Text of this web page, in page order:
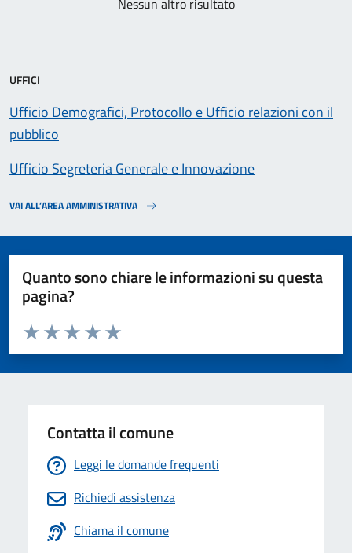
Nessun altro risultato
UFFICI
Ufficio Demografici, Protocollo e Ufficio relazioni con il
pubblico
Ufficio Segreteria Generale e Innovazione
VAI ALL’AREA AMMINISTRATIVA
Quanto sono chiare le informazioni su questa
pagina?
Valuta da 1 a 5 stelle la pagina
Valuta 5 stelle su 5
Valuta 4 stelle su 5
Valuta 3 stelle su 5
Valuta 2 stelle su 5
Valuta 1 stelle su 5
Contatta il comune
Leggi le domande frequenti
Richiedi assistenza
Chiama il comune